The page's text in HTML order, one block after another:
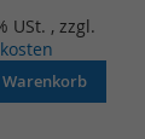
USt. , zzgl.
Warenkorb